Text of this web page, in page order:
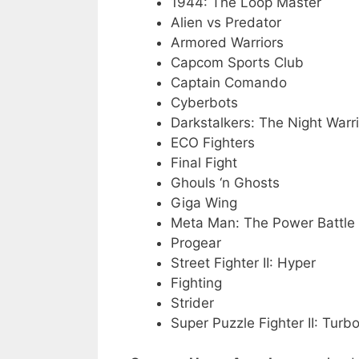
Alien vs Predator
Armored Warriors
Capcom Sports Club
Captain Comando
Cyberbots
Darkstalkers: The Night
ECO Fighters
Final Fight
Ghouls ‘n Ghosts
Giga Wing
Meta Man: The Power Battle
Progear
Street Fighter II: Hyper
Fighting
Strider
Super Puzzle Fighter II: Turbo